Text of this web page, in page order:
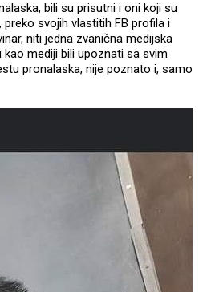
bili su prisutni i oni koji su
, preko svojih vlastitih FB profila i
niti jedna zvanična medijska
mediji bili upoznati sa svim
pronalaska, nije poznato i, samo